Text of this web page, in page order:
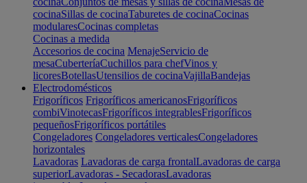
cocinaSillas de cocinaTaburetes de cocinaCocinas
modularesCocinas completas
Cocinas a medida
Accesorios de cocina MenajeServicio de
mesaCuberteríaCuchillos para chefVinos y
licoresBotellasUtensilios de cocinaVajillaBandejas
Electrodomésticos
Frigoríficos Frigoríficos americanosFrigoríficos
combiVinotecasFrigoríficos integrablesFrigoríficos
pequeñosFrigoríficos portátiles
Congeladores Congeladores verticalesCongeladores
horizontales
Lavadoras Lavadoras de carga frontalLavadoras de carga
superiorLavadoras - SecadorasLavadoras